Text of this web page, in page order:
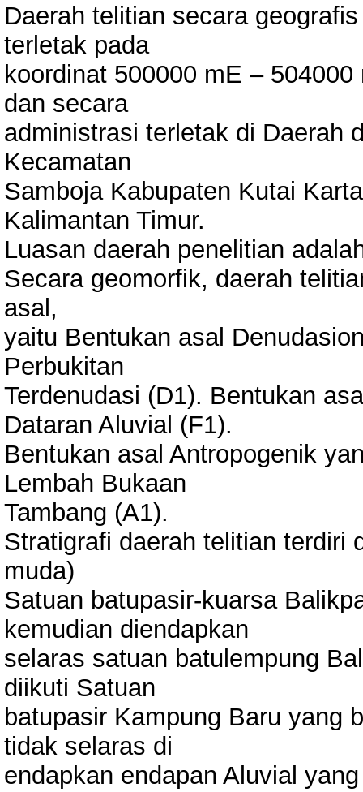
Daerah telitian secara
terletak pada
koordinat 500000 mE –
dan secara
administrasi terletak di Daerah
Kecamatan
Samboja Kabupaten Kutai
Kalimantan Timur.
Luasan daerah penelitian
Secara geomorfik, daerah
asal,
yaitu Bentukan asal
Perbukitan
Terdenudasi (D1). Bentukan
Dataran Aluvial (F1).
Bentukan asal Antropogenik
Lembah Bukaan
Tambang (A1).
Stratigrafi daerah telitian terdiri
muda)
Satuan batupasir-kuarsa
kemudian diendapkan
selaras satuan batulempung
diikuti Satuan
batupasir Kampung Baru yang
tidak selaras di
endapkan endapan Aluvial